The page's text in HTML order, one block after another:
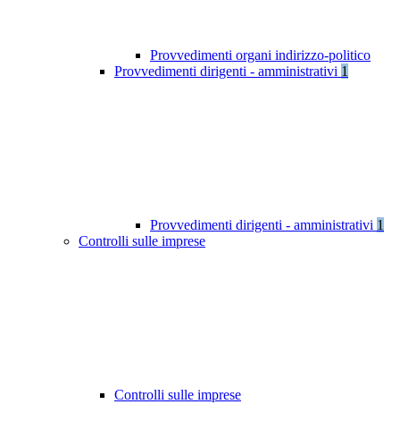
Provvedimenti organi indirizzo-politico
Provvedimenti dirigenti - amministrativi 1
Provvedimenti dirigenti - amministrativi 1
Controlli sulle imprese
Controlli sulle imprese